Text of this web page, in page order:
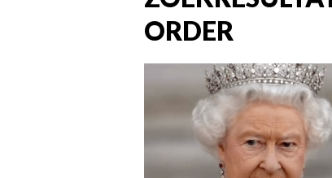
ORDER